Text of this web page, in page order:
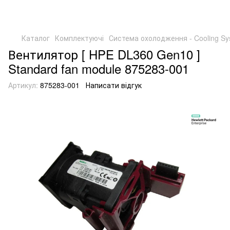
Каталог Комплектуючі Система охолодження - Cooling
Вентилятор [ HPE DL360 Gen10 ]
Standard fan module 875283-001
Артикул: 875283-001 Написати відгук